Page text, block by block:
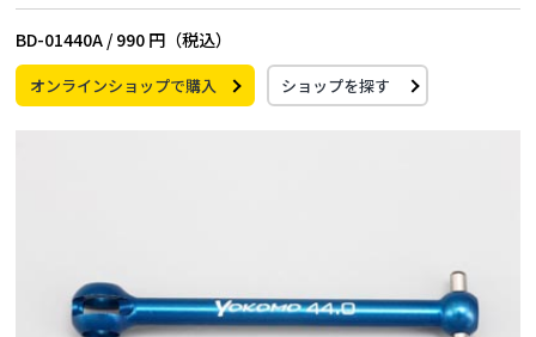
BD-01440A / 990 円（税込）
オンラインショップで購入 ショップを探す